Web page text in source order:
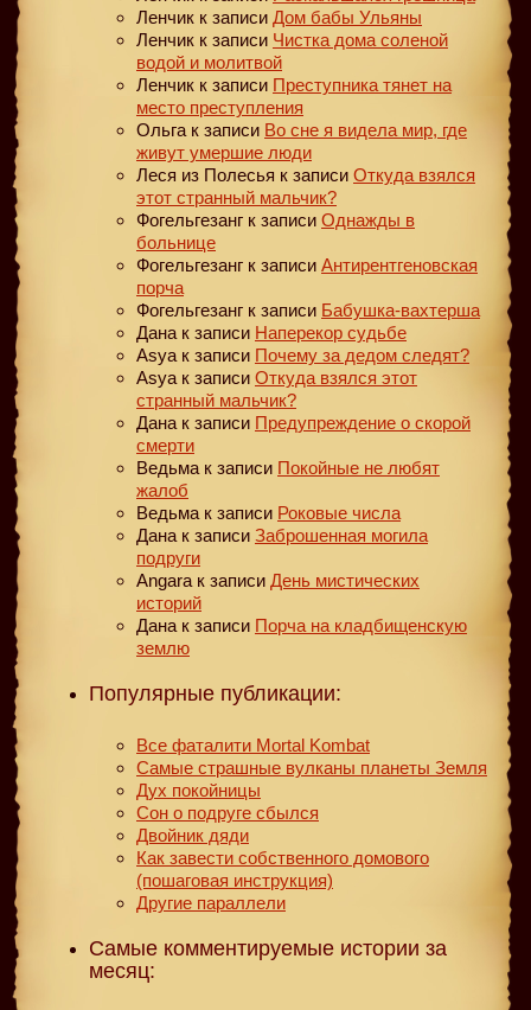
Ленчик к записи Дом бабы Ульяны
Ленчик к записи Чистка дома соленой
водой и молитвой
Ленчик к записи Преступника тянет на
место преступления
Ольга к записи Во сне я видела мир, где
живут умершие люди
Леся из Полесья к записи Откуда взялся
этот странный мальчик?
Фогельгезанг к записи Однажды в
больнице
Фогельгезанг к записи Антирентгеновская
порча
Фогельгезанг к записи Бабушка-вахтерша
Дана к записи Наперекор судьбе
Asya к записи Почему за дедом следят?
Asya к записи Откуда взялся этот
странный мальчик?
Дана к записи Предупреждение о скорой
смерти
Ведьма к записи Покойные не любят
жалоб
Ведьма к записи Роковые числа
Дана к записи Заброшенная могила
подруги
Angara к записи День мистических
историй
Дана к записи Порча на кладбищенскую
землю
Популярные публикации:
Все фаталити Mortal Kombat
Самые страшные вулканы планеты Земля
Дух покойницы
Сон о подруге сбылся
Двойник дяди
Как завести собственного домового
(пошаговая инструкция)
Другие параллели
Самые комментируемые истории за
месяц: